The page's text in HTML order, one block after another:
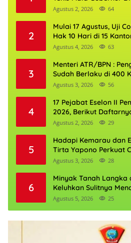
Agustus 2, 2026 64
2
Mulai 17 Agustus, Uji
Hak 10 Hari di 15
Agustus 4, 2026 63
3
Menteri ATR/BPN :
Sudah Berlaku di 400
Agustus 3, 2026 56
4
17 Pejabat Eselon II
2026, Berikut
Agustus 2, 2026 29
5
Hadapi Kemarau dan
Tirta Yapono Perkuat
Agustus 3, 2026 28
6
Minyak Tanah Langka
Keluhkan Sulitnya
Agustus 5, 2026 25